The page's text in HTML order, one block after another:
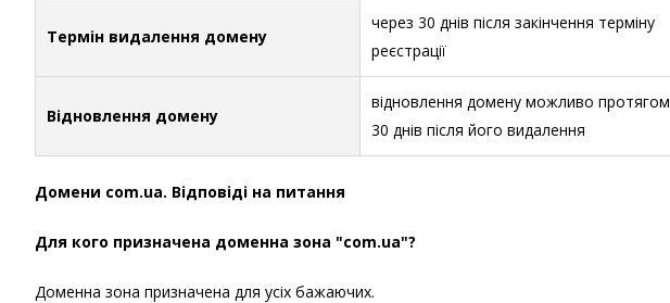
Термін видалення домену
через 30 днів після закінчення терміну
реєстрації
Відновлення домену
відновлення домену можливо протягом
30 днів після його видалення
Домени com.ua. Відповіді на питання
Для кого призначена доменна зона "com.ua"?
Доменна зона призначена для усіх бажаючих.